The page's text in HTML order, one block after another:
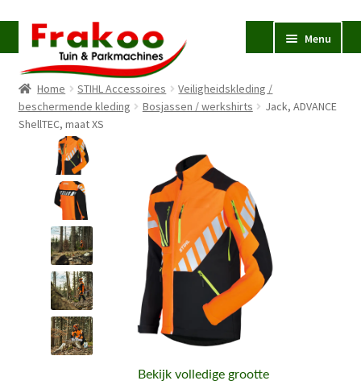
Ga
door
naar
navigatie
Ga
naar
de
inhoud
Menu
Homepage
Verkoop en Reparatie
Occasions
STIHL
Accessoires
Contact
Home STIHL Accessoires
Veiligheidskleding /
beschermende kleding
Bosjassen / werkshirts
Jack, ADVANCE
ShellTEC, maat XS
Bekijk volledige grootte